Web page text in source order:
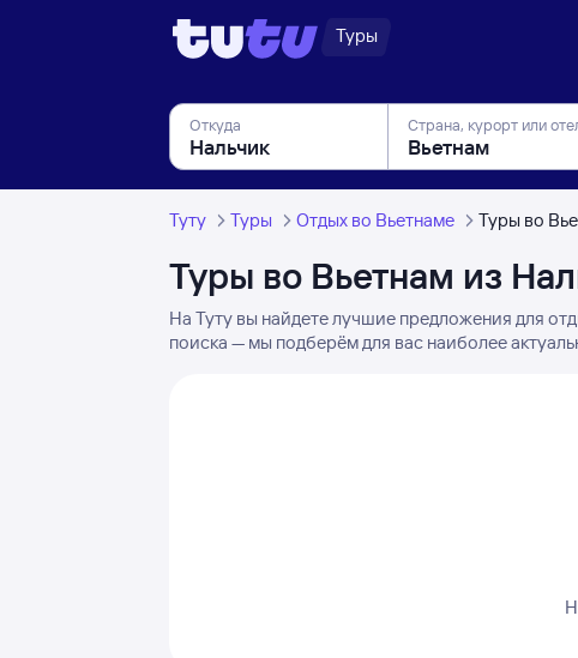
Туры
Откуда Страна, курорт или
Туту Туры Отдых во Вьетнаме Туры во
Туры во Вьетнам из
На Туту вы найдете лучшие предложения для
поиска — мы подберём для вас наиболее